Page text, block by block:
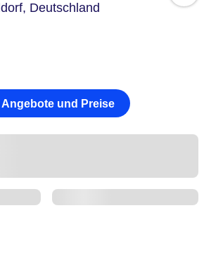
Deutschland
Angebote und Preise